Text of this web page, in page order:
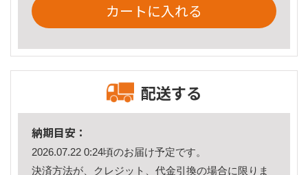
カートに入れる
配送する
納期目安：
2026.07.22 0:24頃のお届け予定です。
決済方法が、クレジット、代金引換の場合に限りま